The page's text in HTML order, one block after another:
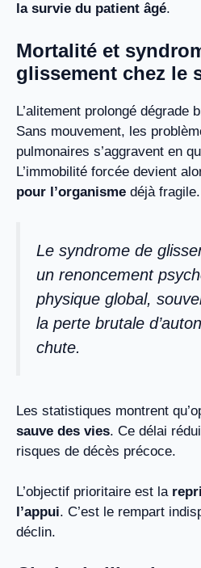
la survie du patient âgé.
Mortalité et
glissement chez le
L’alitement prolongé dégrade
Sans mouvement, les
pulmonaires s’aggravent en
L’immobilité forcée devient
pour l’organisme déjà fragile.
Le syndrome de
un renoncement
physique global,
la perte brutale
chute.
Les statistiques montrent
sauve des vies. Ce délai
risques de décès précoce.
L’objectif prioritaire est la
l’appui. C’est le rempart
déclin.